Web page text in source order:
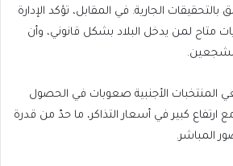
بالتحقيقات الجارية. في المقابل، تؤكد الإدارة
متاح لمن يدخل البلاد بشكل قانوني، وأن
الأجنبية صعوبات في الحصول
ارتفاع كبير في أسعار التذاكر، ما حدّ من قدرة
المباشر.